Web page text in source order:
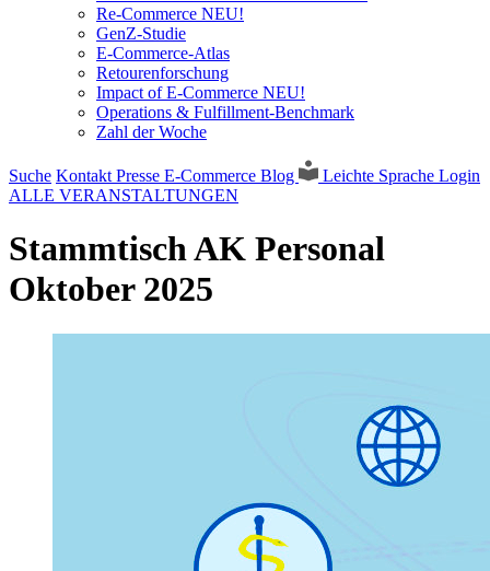
Re-Commerce NEU!
GenZ-Studie
E-Commerce-Atlas
Retourenforschung
Impact of E-Commerce NEU!
Operations & Fulfillment-Benchmark
Zahl der Woche
Suche Kontakt Presse E-Commerce Blog Leichte Sprache Login
ALLE VERANSTALTUNGEN
Stammtisch AK Personal
Oktober 2025